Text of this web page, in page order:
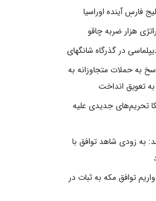
فارسِ آینده اوراسیا
هزار ضربه چاقو
در گذرگاه شانگهای
به حملات متجاوزانه به
تعویق انداخت
تحریم‌های جدیدی علیه
زودی شاهد توافق با
توافق مکه به ثبات در